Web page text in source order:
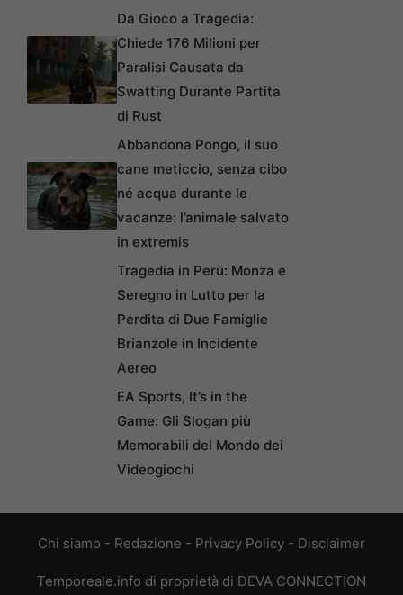
Da Gioco a Tragedia:
Chiede 176 Milioni per
Paralisi Causata da
Swatting Durante Partita
di Rust
Abbandona Pongo, il suo
cane meticcio, senza cibo
né acqua durante le
vacanze: l’animale salvato
in extremis
Tragedia in Perù: Monza e
Seregno in Lutto per la
Perdita di Due Famiglie
Brianzole in Incidente
Aereo
EA Sports, It’s in the
Game: Gli Slogan più
Memorabili del Mondo dei
Videogiochi
Chi siamo - Redazione - Privacy Policy - Disclaimer
Temporeale.info di proprietà di DEVA CONNECTION